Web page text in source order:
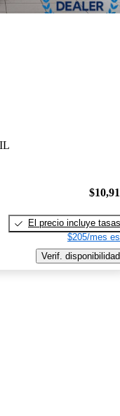
El precio incluye tasas
$205/mes
Verif. disponibilidad